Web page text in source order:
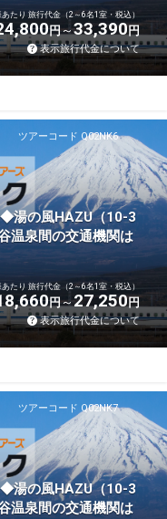
たり 旅行代金（2～6名1室・税込）
円 33,390円
表示旅行代金について
ツアーコード Q02NK6
湯の風HAZU（10-3
泉間の交通機関は
たり 旅行代金（2～6名1室・税込）
円 27,250円
表示旅行代金について
ツアーコード Q02NK7
湯の風HAZU（10-3
泉間の交通機関は